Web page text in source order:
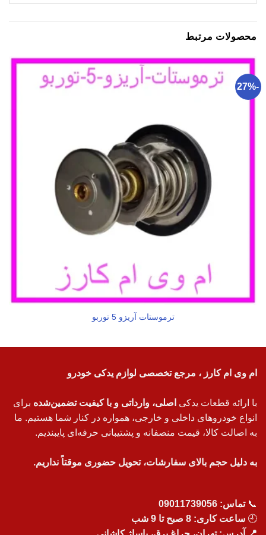
محصولات مرتبط
-27%
ترموستات آریزو 5 توربو
ام وی ام کارز ، مرجع تخصصی لوازم یدکی خودرو
با ارائه قطعات یدکی اصلی، وارداتی و با کیفیت تضمین‌شده برای
انواع خودروهای داخلی و خارجی، همواره در کنار شما هستیم. ما
به اصالت کالا، قیمت منصفانه و پشتیبانی حرفه‌ای پایبندیم.
به دلیل حجم بالای سفارشات، تحویل حضوری موقتاً نداریم.
📞تماس: 09011739056
🕘 ساعت کاری: 8 صبح تا 9 شب